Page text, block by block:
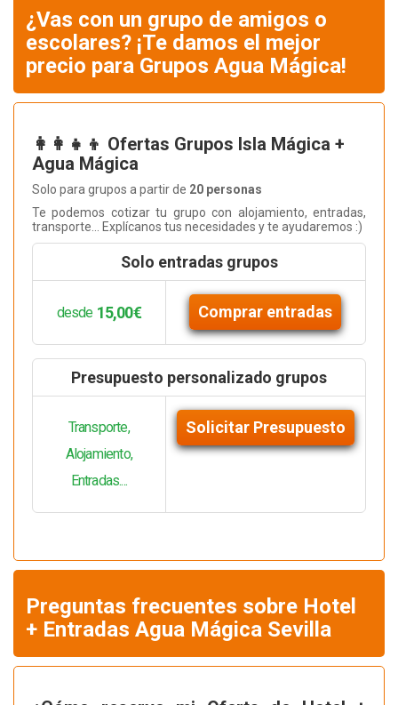
¿Vas con un grupo de amigos o
escolares? ¡Te damos el mejor
precio para Grupos Agua Mágica!
👩‍👩‍👧‍👦 Ofertas Grupos Isla Mágica +
Agua Mágica
Solo para grupos a partir de 20 personas
Te podemos cotizar tu grupo con alojamiento, entradas,
transporte... Explícanos tus necesidades y te ayudaremos :)
Solo entradas grupos
desde 15,00€ Comprar entradas
Presupuesto personalizado grupos
Transporte,
Alojamiento,
Entradas....
Solicitar Presupuesto
Preguntas frecuentes sobre Hotel
+ Entradas Agua Mágica Sevilla